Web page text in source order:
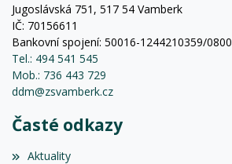
Jugoslávská 751, 517 54 Vamberk
IČ: 70156611
Bankovní spojení: 50016-1244210359/0800
Tel.: 494 541 545
Mob.: 736 443 729
ddm@zsvamberk.cz
Časté odkazy
Aktuality